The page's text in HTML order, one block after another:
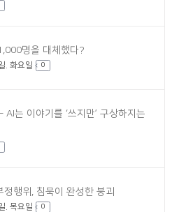
명을 대체했다?
. 화요일 0
는 이야기를 ‘쓰지만’ 구상하지는
정행위, 침묵이 완성한 붕괴
. 목요일 0